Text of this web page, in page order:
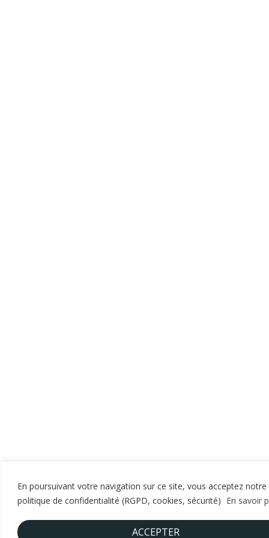
En poursuivant votre navigation sur ce site, vous acceptez notre
politique de confidentialité (RGPD, cookies, sécurité) En savoir
ACCEPTER